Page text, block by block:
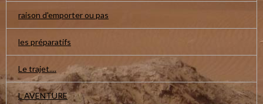
raison d'emporter ou pas
les préparatifs
Le trajet....
L AVENTURE